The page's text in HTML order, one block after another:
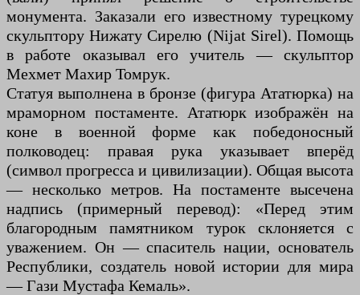
монумента. Заказали его известному турецкому
скульптору Нижату Сирелю (Nijat Sirel). Помощь
в работе оказывал его учитель — скульптор
Мехмет Махир Томрук.
Статуя выполнена в бронзе (фигура Ататюрка) на
мраморном постаменте. Ататюрк изображён на
коне в военной форме как победоносный
полководец: правая рука указывает вперёд
(символ прогресса и цивилизации). Общая высота
— несколько метров. На постаменте высечена
надпись (примерный перевод): «Перед этим
благородным памятником турок склоняется с
уважением. Он — спаситель нации, основатель
Республики, создатель новой истории для мира
— Гази Мустафа Кемаль».